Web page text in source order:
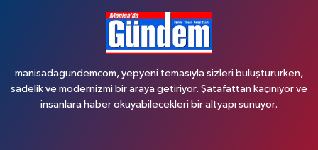
manisadagundemcom, yepyeni temasıyla sizleri buluştururken,
sadelik ve modernizmi bir araya getiriyor. Şatafattan kaçınıyor ve
insanlara haber okuyabilecekleri bir altyapı sunuyor.